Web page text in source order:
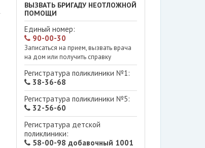
ВЫЗВАТЬ БРИГАДУ НЕОТЛОЖНОЙ
ПОМОЩИ
Единый номер:
90-00-30
Записаться на прием, вызвать врача
на дом или получить справку
Регистратура поликлиники №1:
38-36-68
Регистратура поликлиники №5:
32-56-60
Регистратура детской
поликлиники:
58-00-98 добавочный 1001